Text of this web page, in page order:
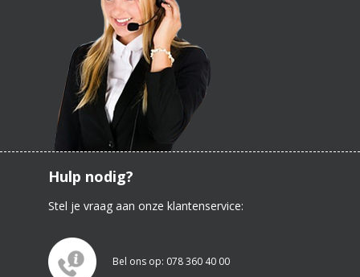
Hulp nodig?
Stel je vraag aan onze klantenservice:
Bel ons op: 078 360 40 00